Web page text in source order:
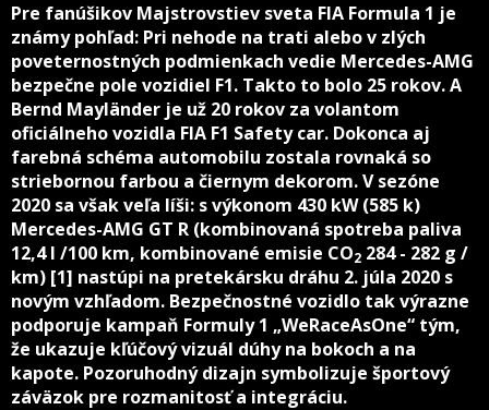
Pre fanúšikov Majstrovstiev sveta FIA Formula 1 je
známy pohľad: Pri nehode na trati alebo v zlých
poveternostných podmienkach vedie Mercedes-AMG
bezpečne pole vozidiel F1. Takto to bolo 25 rokov. A
Bernd Mayländer je už 20 rokov za volantom
oficiálneho vozidla FIA F1 Safety car. Dokonca aj
farebná schéma automobilu zostala rovnaká so
striebornou farbou a čiernym dekorom. V sezóne
2020 sa však veľa líši: s výkonom 430 kW (585 k)
Mercedes-AMG GT R (kombinovaná spotreba paliva
12,4 l /100 km, kombinované emisie CO2 284 - 282 g /
km) [1] nastúpi na pretekársku dráhu 2. júla 2020 s
novým vzhľadom. Bezpečnostné vozidlo tak výrazne
podporuje kampaň Formuly 1 „WeRaceAsOne“ tým,
že ukazuje kľúčový vizuál dúhy na bokoch a na
kapote. Pozoruhodný dizajn symbolizuje športový
záväzok pre rozmanitosť a integráciu.